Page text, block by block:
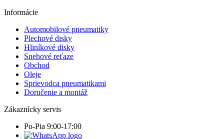
Informácie
Automobilové pneumatiky
Plechové disky
Hliníkové disky
Snehové reťaze
Obchod
Oleje
Sprievodca pneumatikami
Doručenie a montáž
Zákaznícky servis
Po-Pia 9:00-17:00